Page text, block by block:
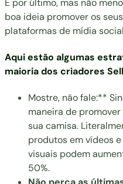
boa ideia promover os
plataformas de mídia
Aqui estão algumas
maioria dos criadores
Mostre, não fale:**
maneira de
sua camisa.
produtos em vídeos
visuais podem
50%.